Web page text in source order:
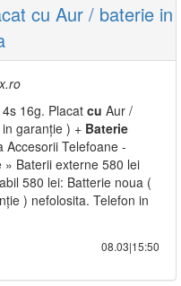
cu Aur / baterie in
16g. Placat cu Aur /
garanție ) + Baterie
Accesorii Telefoane -
» Baterii externe 580 lei
580 lei: Batterie noua (
) nefolosita. Telefon in
08.03|15:50